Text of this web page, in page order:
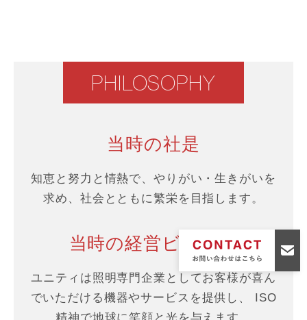
PHILOSOPHY
当時の社是
知恵と努力と情熱で、やりがい・生きがいを
求め、社会とともに繁栄を目指します。
当時の経営ビジョン
ユニティは照明専門企業としてお客様が喜ん
でいただける機器やサービスを提供し、
ISO
精神で地球に笑顔と光を与えます。